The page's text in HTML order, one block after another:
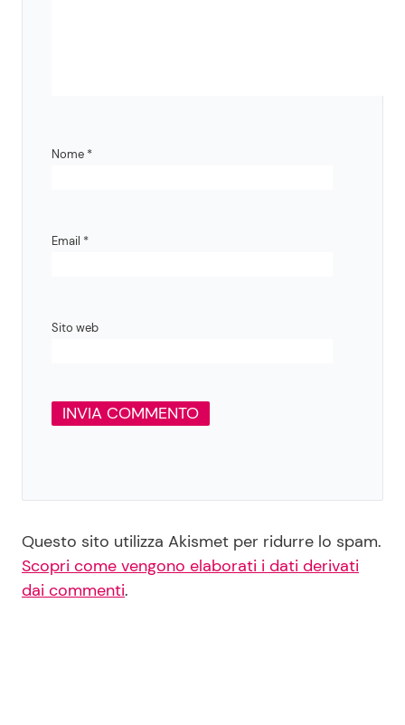
Nome *
Email *
Sito web
Questo sito utilizza Akismet per ridurre lo spam.
Scopri come vengono elaborati i dati derivati
dai commenti.